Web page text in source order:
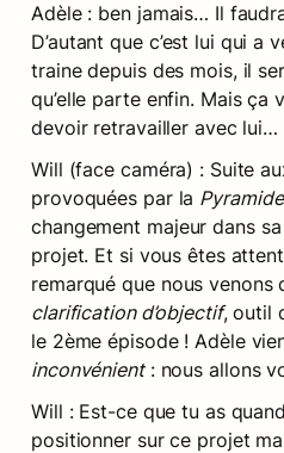
Adèle : ben jamais… Il
D’autant que c’est lui qui a
traine depuis des mois, il
qu’elle parte enfin. Mais ça
devoir retravailler avec lui…
Will (face caméra) : Suite
provoquées par la Pyramide
changement majeur dans
projet. Et si vous êtes
clarification d’objectif, outil
inconvénient : nous allons
Will : Est-ce que tu as
positionner sur ce projet